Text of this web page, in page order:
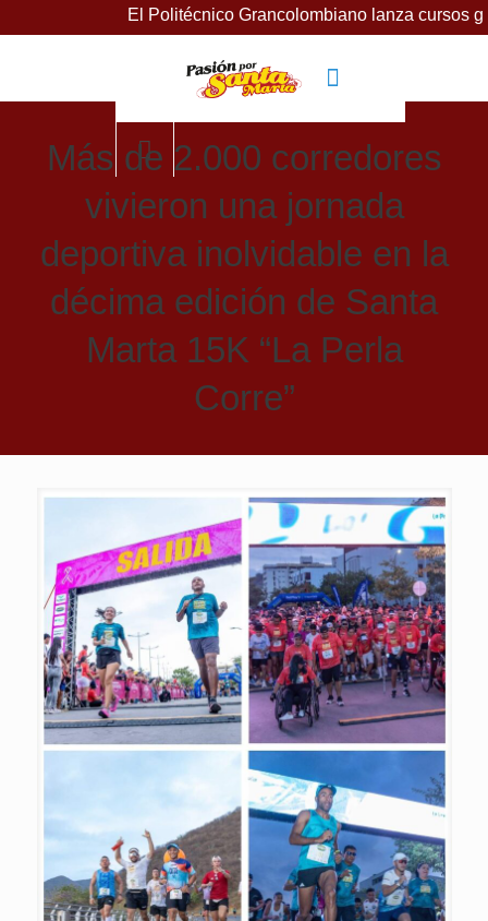
El Politécnico Grancolombiano lanza cursos gratuitos
Más de 2.000 corredores
vivieron una jornada
deportiva inolvidable en la
décima edición de Santa
Marta 15K “La Perla
Corre”